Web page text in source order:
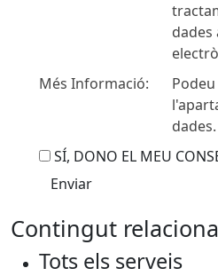
dades
Més Informació:
dades.
SÍ, DONO EL MEU
Contingut
Tots els serveis